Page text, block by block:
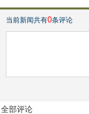
当前新闻共有0条评论
全部评论